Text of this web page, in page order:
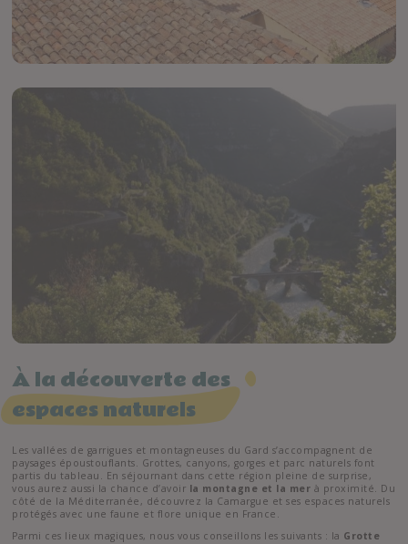
À la découverte des
espaces naturels
Les vallées de garrigues et montagneuses du Gard s’accompagnent de
paysages époustouflants. Grottes, canyons, gorges et parc naturels font
partis du tableau. En séjournant dans cette région pleine de surprise,
vous aurez aussi la chance d’avoir la montagne et la mer à proximité. Du
côté de la Méditerranée, découvrez la Camargue et ses espaces naturels
protégés avec une faune et flore unique en France.
Parmi ces lieux magiques, nous vous conseillons les suivants : la Grotte